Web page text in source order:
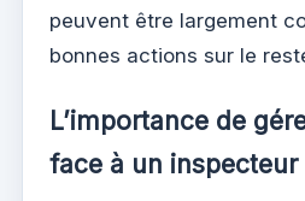
peuvent être largement
bonnes actions sur le
L’importance de
face à un